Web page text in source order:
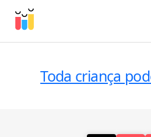
Toda criança